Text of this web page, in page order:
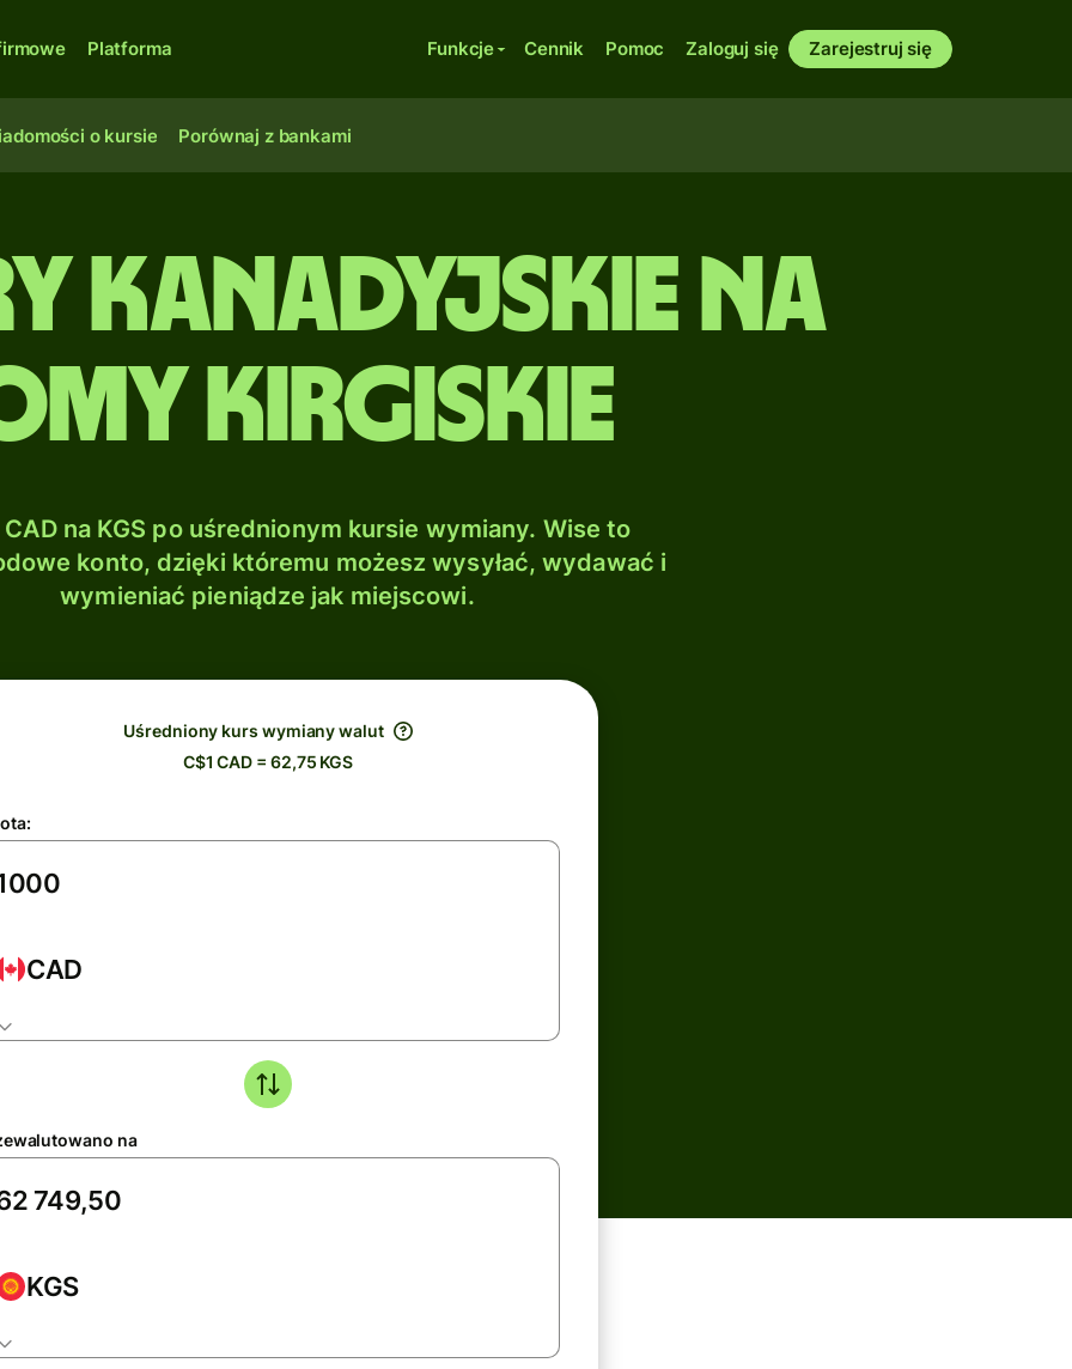
Platforma Funkcje Cennik Pomoc Zaloguj się Zarejestruj się
o kursie Porównaj z bankami
kanadyjskie na
kirgiskie
na KGS po uśrednionym kursie wymiany. Wise to
konto, dzięki któremu możesz wysyłać, wydawać i
wymieniać pieniądze jak miejscowi.
Uśredniony kurs wymiany walut
C$1 CAD = 62,75 KGS
CAD
na
KGS